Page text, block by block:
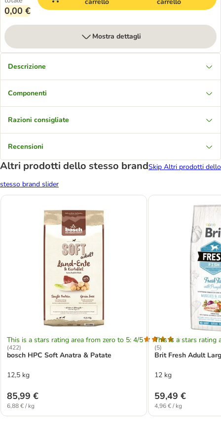
0,00 €
Mostra dettagli
Descrizione
Componenti
Razioni consigliate
Recensioni
Altri prodotti dello stesso brandSkip Altri prodotti dello
stesso brand slider
This is a stars rating area from zero to 5: 4/5
(422)
bosch HPC Soft Anatra & Patate
12,5 kg
85,99 €
6,88 € / kg
This is a stars rating
(5)
Brit Fresh Adult
12 kg
59,49 €
4,96 € / kg